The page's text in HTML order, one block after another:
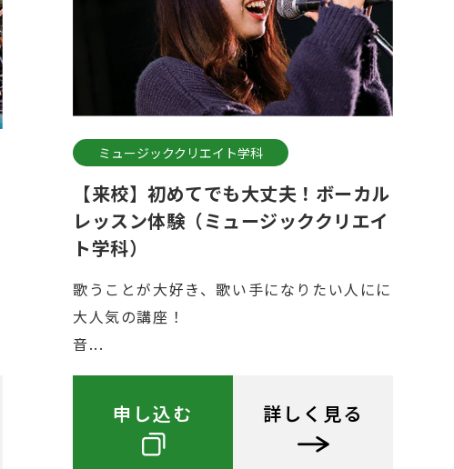
ミュージッククリエイト学科
【来校】初めてでも大丈夫！ボーカル
レッスン体験（ミュージッククリエイ
ト学科）
歌うことが大好き、歌い手になりたい人にに
大人気の講座！
音...
申し込む 詳しく見る